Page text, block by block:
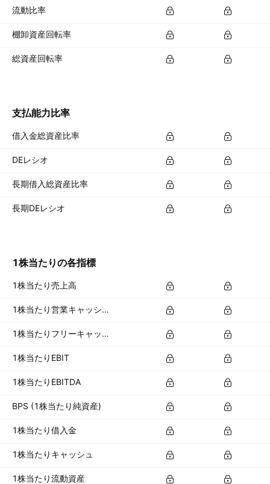
流動比率
棚卸資産回転率
総資産回転率
支払能力比率
借入金総資産比率
DEレシオ
長期借入総資産比率
長期DEレシオ
1株当たりの各指標
1株当たり売上高
1株当たり営業キャッシュフロー
1株当たりフリーキャッシュフロー
1株当たりEBIT
1株当たりEBITDA
BPS (1株当たり純資産)
1株当たり借入金
1株当たりキャッシュ
1株当たり流動資産